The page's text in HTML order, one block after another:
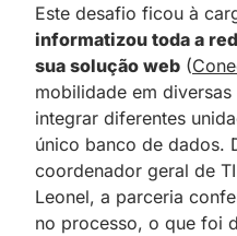
Este desafio ficou à
informatizou toda a
sua solução web (
mobilidade em
integrar diferentes
único banco de dados.
coordenador geral de
Leonel, a parceria
no processo, o que foi